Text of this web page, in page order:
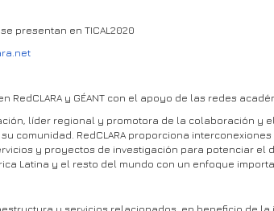
presentan en TICAL2020
y GÉANT con el apoyo de las redes
líder regional y promotora de la colaboración y
comunidad. RedCLARA proporciona
y proyectos de investigación para potenciar
Latina y el resto del mundo con un enfoque